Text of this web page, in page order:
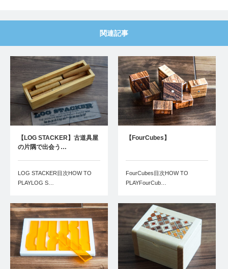
関連記事
【LOG STACKER】古道具屋
の片隅で出会う…
LOG STACKER目次HOW TO
PLAYLOG S…
【FourCubes】
FourCubes目次HOW TO
PLAYFourCub…